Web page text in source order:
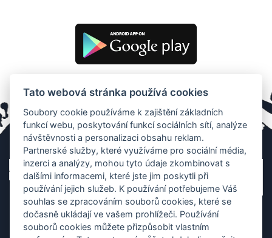
Tato webová stránka používá cookies
Soubory cookie používáme k zajištění základních
funkcí webu, poskytování funkcí sociálních sítí, analýze
návštěvnosti a personalizaci obsahu reklam.
Partnerské služby, které využíváme pro sociální média,
inzerci a analýzy, mohou tyto údaje zkombinovat s
dalšími informacemi, které jste jim poskytli při
používání jejich služeb. K používání potřebujeme Váš
souhlas se zpracováním souborů cookies, které se
dočasně ukládají ve vašem prohlížeči. Používání
souborů cookies můžete přizpůsobit vlastním